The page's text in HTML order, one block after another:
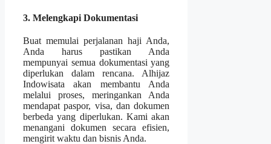
3. Melengkapi Dokumentasi
Buat memulai perjalanan haji Anda,
Anda harus pastikan Anda
mempunyai semua dokumentasi yang
diperlukan dalam rencana. Alhijaz
Indowisata akan membantu Anda
melalui proses, meringankan Anda
mendapat paspor, visa, dan dokumen
berbeda yang diperlukan. Kami akan
menangani dokumen secara efisien,
mengirit waktu dan bisnis Anda.